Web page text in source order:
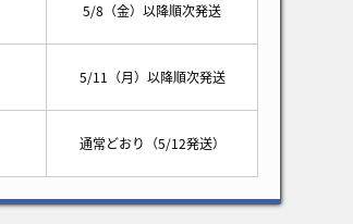
5/8（金）以降順次発送
5/11（月）以降順次発送
通常どおり（5/12発送）